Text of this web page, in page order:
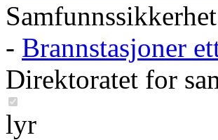
Samfunnssikkerhet
- Brannstasjoner
Direktoratet for
lyr